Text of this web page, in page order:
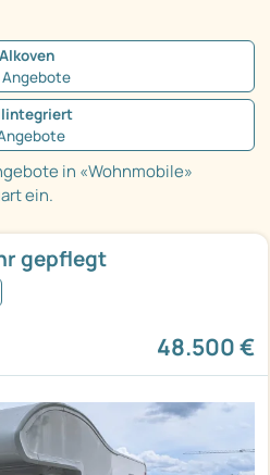
Alkoven
in «Wohnmobile»
ein.
gepflegt
48.500 €